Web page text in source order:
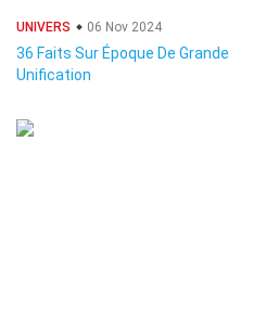
UNIVERS 06 Nov 2024
36 Faits Sur Époque De Grande
Unification